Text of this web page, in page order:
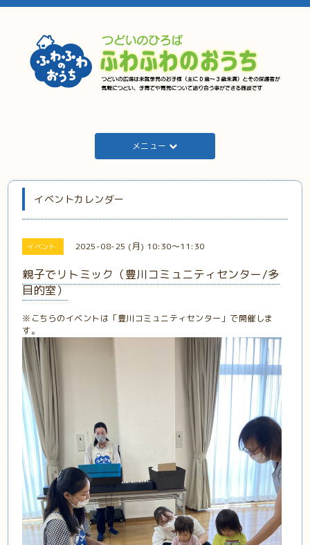
メニュー
イベントカレンダー
イベント 2025-08-25 (月) 10:30～11:30
親子でリトミック（豊川コミュニティセンター/多
目的室）
※こちらのイベントは「豊川コミュニティセンター」で開催しま
す。